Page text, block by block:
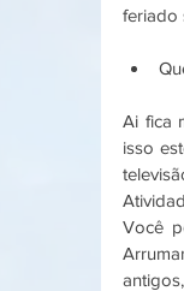
feriado
Ai fica
isso
Você